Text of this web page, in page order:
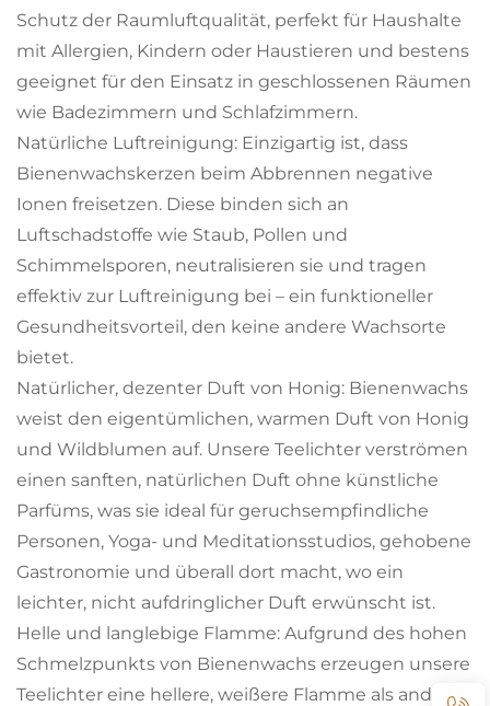
Schutz der Raumluftqualität, perfekt für Haushalte
mit Allergien, Kindern oder Haustieren und bestens
geeignet für den Einsatz in geschlossenen Räumen
wie Badezimmern und Schlafzimmern.
Natürliche Luftreinigung: Einzigartig ist, dass
Bienenwachskerzen beim Abbrennen negative
Ionen freisetzen. Diese binden sich an
Luftschadstoffe wie Staub, Pollen und
Schimmelsporen, neutralisieren sie und tragen
effektiv zur Luftreinigung bei – ein funktioneller
Gesundheitsvorteil, den keine andere Wachsorte
bietet.
Natürlicher, dezenter Duft von Honig: Bienenwachs
weist den eigentümlichen, warmen Duft von Honig
und Wildblumen auf. Unsere Teelichter verströmen
einen sanften, natürlichen Duft ohne künstliche
Parfüms, was sie ideal für geruchsempfindliche
Personen, Yoga- und Meditationsstudios, gehobene
Gastronomie und überall dort macht, wo ein
leichter, nicht aufdringlicher Duft erwünscht ist.
Helle und langlebige Flamme: Aufgrund des hohen
Schmelzpunkts von Bienenwachs erzeugen unsere
Teelichter eine hellere, weißere Flamme als andere